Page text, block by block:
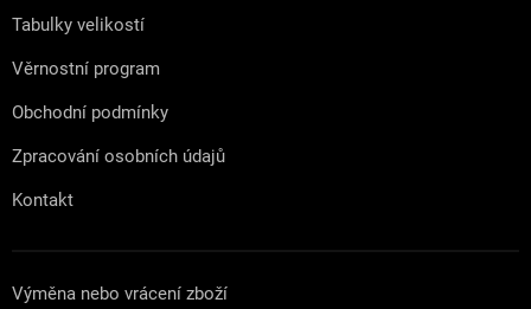
Tabulky velikostí
Věrnostní program
Obchodní podmínky
Zpracování osobních údajů
Kontakt
Výměna nebo vrácení zboží